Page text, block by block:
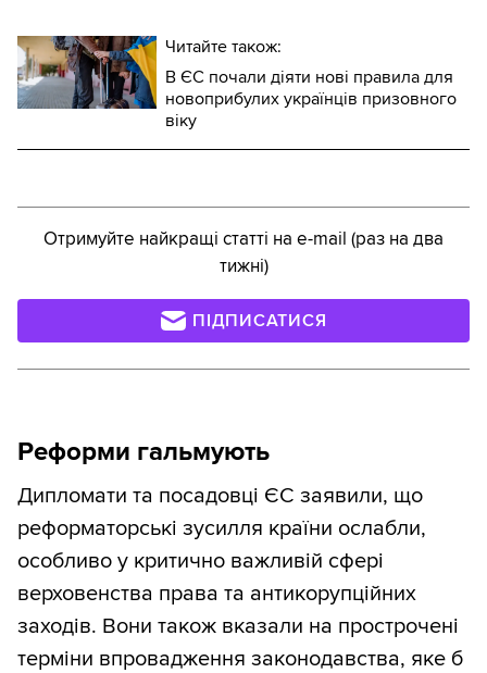
Читайте також:
В ЄС почали діяти нові правила для
новоприбулих українців призовного
віку
Отримуйте найкращі статті на e-mail (раз на два
тижні)
ПІДПИСАТИСЯ
Реформи гальмують
Дипломати та посадовці ЄС заявили, що
реформаторські зусилля країни ослабли,
особливо у критично важливій сфері
верховенства права та антикорупційних
заходів. Вони також вказали на прострочені
терміни впровадження законодавства, яке б